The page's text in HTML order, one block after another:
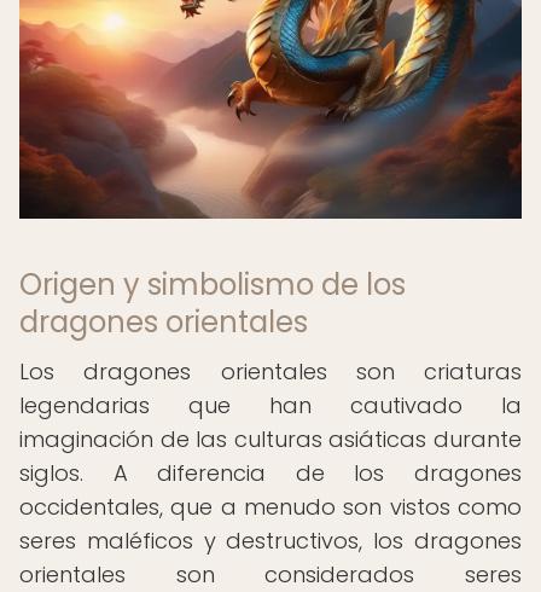
Origen y simbolismo de los
dragones orientales
Los dragones orientales son criaturas
legendarias que han cautivado la
imaginación de las culturas asiáticas durante
siglos. A diferencia de los dragones
occidentales, que a menudo son vistos como
seres maléficos y destructivos, los dragones
orientales son considerados seres